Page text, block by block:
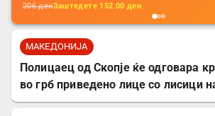
206денЗаштедете 152.00 ден
МАКЕДОНИЈА
Полицаец од Скопје ќе одговара
во грб приведено лице со лисици